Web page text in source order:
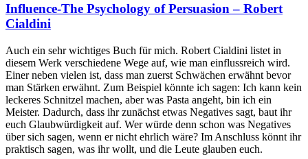
Influence-The Psychology of Persuasion – Robert
Cialdini
Auch ein sehr wichtiges Buch für mich. Robert Cialdini listet in
diesem Werk verschiedene Wege auf, wie man einflussreich wird.
Einer neben vielen ist, dass man zuerst Schwächen erwähnt bevor
man Stärken erwähnt. Zum Beispiel könnte ich sagen: Ich kann kein
leckeres Schnitzel machen, aber was Pasta angeht, bin ich ein
Meister. Dadurch, dass ihr zunächst etwas Negatives sagt, baut ihr
euch Glaubwürdigkeit auf. Wer würde denn schon was Negatives
über sich sagen, wenn er nicht ehrlich wäre? Im Anschluss könnt ihr
praktisch sagen, was ihr wollt, und die Leute glauben euch.